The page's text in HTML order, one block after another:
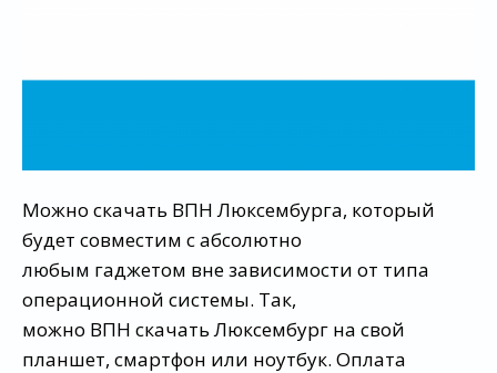
Можно скачать ВПН Люксембурга, который
будет совместим с абсолютно
любым гаджетом вне зависимости от типа
операционной системы. Так,
можно ВПН скачать Люксембург на свой
планшет, смартфон или ноутбук. Оплата